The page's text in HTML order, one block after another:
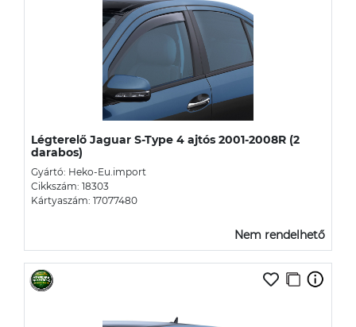
Légterelő Jaguar S-Type 4 ajtós 2001-2008R (2
darabos)
Gyártó: Heko-Eu.import
Cikkszám: 18303
Kártyaszám: 17077480
Nem rendelhető